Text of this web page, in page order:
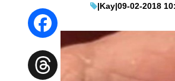
|Kay|09-02-2018
WhatsApp
Facebook